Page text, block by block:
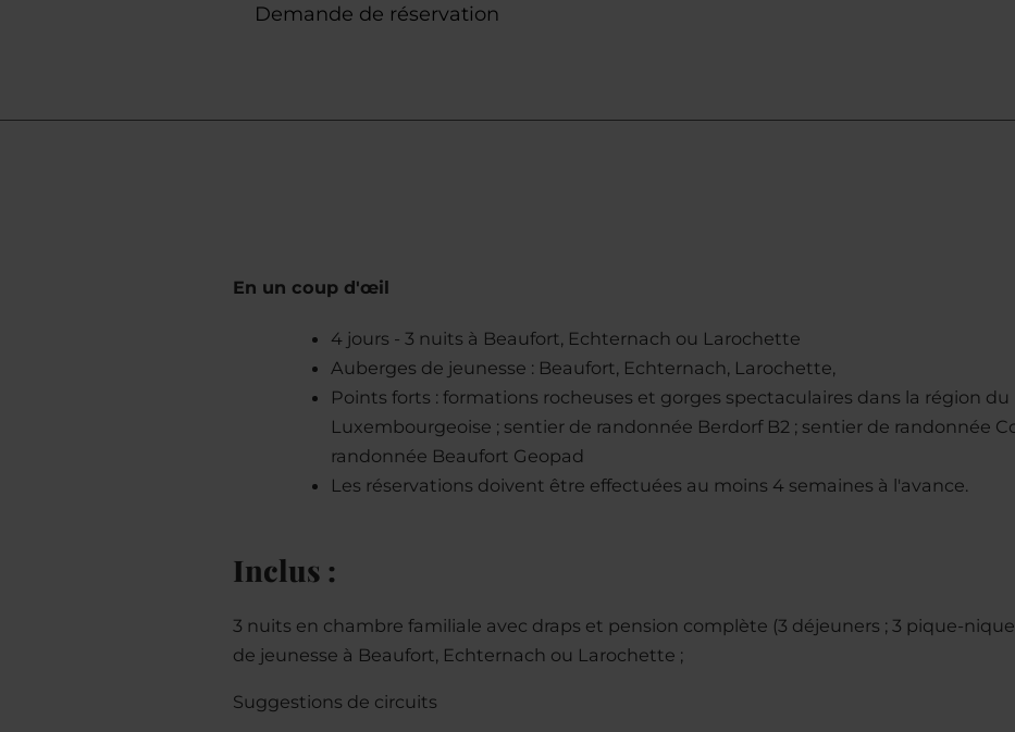
Demande de réservation
En un coup d'œil
4 jours - 3 nuits à Beaufort, Echternach ou Larochette
Auberges de jeunesse : Beaufort, Echternach, Larochette,
Points forts : formations rocheuses et gorges spectaculaires dans la région
Luxembourgeoise ; sentier de randonnée Berdorf B2 ; sentier de randonnée
randonnée Beaufort Geopad
Les réservations doivent être effectuées au moins 4 semaines à l'avance.
Inclus :
3 nuits en chambre familiale avec draps et pension complète (3 déjeuners ; 3 pique-
de jeunesse à Beaufort, Echternach ou Larochette ;
Suggestions de circuits